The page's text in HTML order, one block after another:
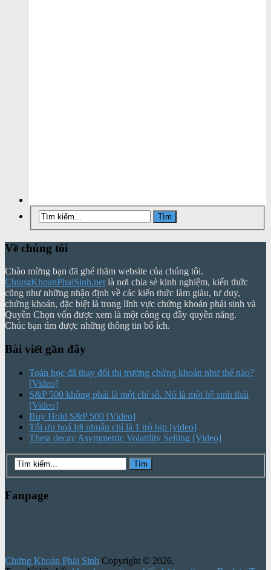
Về chúng tôi
Chào mừng bạn đã ghé thăm website của chúng tôi.
ChungKhoanPhaiSinh.netlà nơi chia sẻ kinh nghiệm, kiến thức
cũng như những nhận định về các kiến thức làm giàu, tư duy,
chứng khoán, đặc biệt là trong lĩnh vực chứng khoán phái sinh và
Quyền Chọn vốn được xem là một công cụ đầy quyền năng.
Chúc bạn tìm được những thông tin bổ ích.
Bài viết gần đây
Toán học đã thay đổi thị trường chứng khoán như thế nào?
[Video]
S&P 500 không phải là một chỉ số. Nó là một hệ sinh thái
[Video]
Buy Hold S&P 500 [Video]
Tối ưu hoá lợi nhuận chỉ là 1 trò bịp [video]
Theta decay Asymmetric Volatility Selling [Video]
Fanpage
Chứng Khoán Phái Sinh Copyright © 2026.